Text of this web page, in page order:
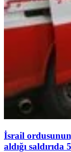
İsrail
aldığı saldırıda